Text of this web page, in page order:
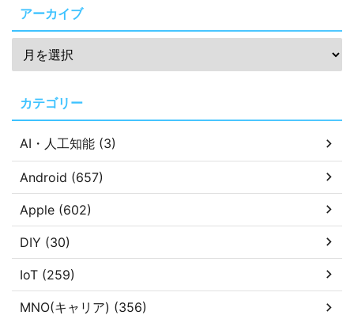
アーカイブ
カテゴリー
AI・人工知能 (3)
Android (657)
Apple (602)
DIY (30)
IoT (259)
MNO(キャリア) (356)